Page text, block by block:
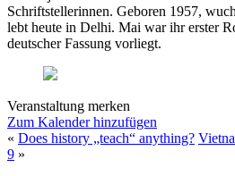
Schriftstellerinnen. Geboren 1957,
lebt heute in Delhi. Mai war ihr erster
deutscher Fassung vorliegt.
Veranstaltung merken
Zum Kalender hinzufügen
« Does history „teach“ anything?
9 »